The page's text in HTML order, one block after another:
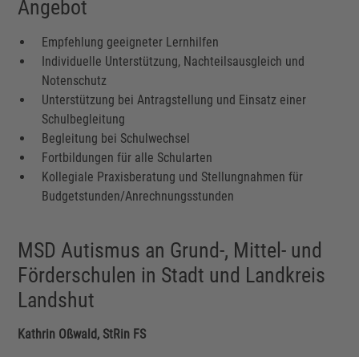
Angebot
Empfehlung geeigneter Lernhilfen
Individuelle Unterstützung, Nachteilsausgleich und
Notenschutz
Unterstützung bei Antragstellung und Einsatz einer
Schulbegleitung
Begleitung bei Schulwechsel
Fortbildungen für alle Schularten
Kollegiale Praxisberatung und Stellungnahmen für
Budgetstunden/Anrechnungsstunden
MSD Autismus an Grund-, Mittel- und
Förderschulen in Stadt und Landkreis
Landshut
Kathrin Oßwald, StRin FS